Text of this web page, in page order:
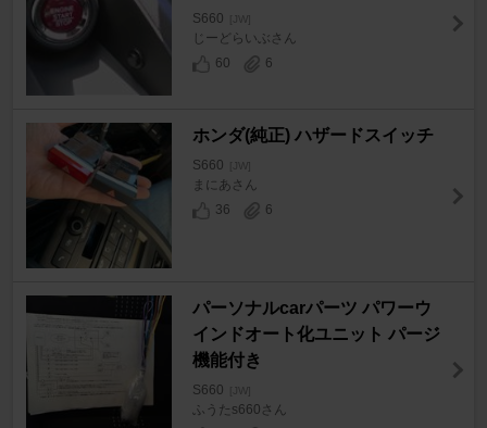
S660 [JW]
じーどらいぶさん
60
6
ホンダ(純正) ハザードスイッチ
S660 [JW]
まにあさん
36
6
パーソナルcarパーツ パワーウ
インドオート化ユニット パージ
機能付き
S660 [JW]
ふうたs660さん